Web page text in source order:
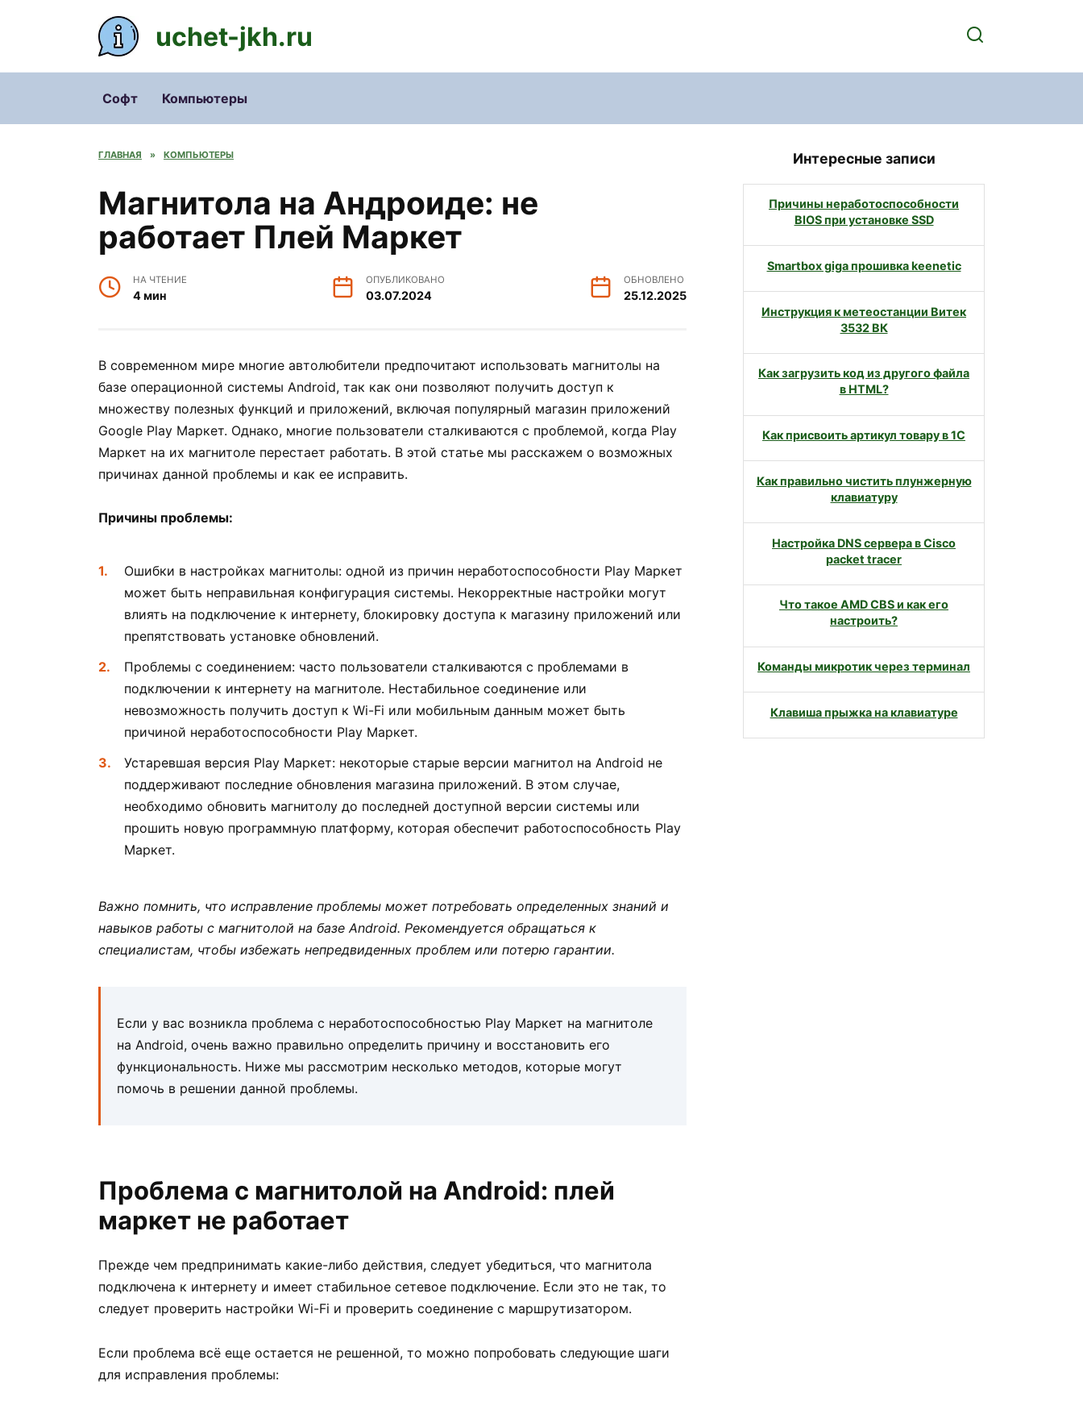
uchet-jkh.ru
Софт Компьютеры
ГЛАВНАЯ » КОМПЬЮТЕРЫ
Магнитола на Андроиде: не
работает Плей Маркет
НА ЧТЕНИЕ
4 мин
ОПУБЛИКОВАНО
03.07.2024
ОБНОВЛЕНО
25.12.2025
В современном мире многие автолюбители предпочитают использовать магнитолы на
базе операционной системы Android, так как они позволяют получить доступ к
множеству полезных функций и приложений, включая популярный магазин приложений
Google Play Маркет. Однако, многие пользователи сталкиваются с проблемой, когда Play
Маркет на их магнитоле перестает работать. В этой статье мы расскажем о возможных
причинах данной проблемы и как ее исправить.
Причины проблемы:
Ошибки в настройках магнитолы: одной из причин неработоспособности Play Маркет
может быть неправильная конфигурация системы. Некорректные настройки могут
влиять на подключение к интернету, блокировку доступа к магазину приложений или
препятствовать установке обновлений.
Проблемы с соединением: часто пользователи сталкиваются с проблемами в
подключении к интернету на магнитоле. Нестабильное соединение или
невозможность получить доступ к Wi-Fi или мобильным данным может быть
причиной неработоспособности Play Маркет.
Устаревшая версия Play Маркет: некоторые старые версии магнитол на Android не
поддерживают последние обновления магазина приложений. В этом случае,
необходимо обновить магнитолу до последней доступной версии системы или
прошить новую программную платформу, которая обеспечит работоспособность Play
Маркет.
Важно помнить, что исправление проблемы может потребовать определенных знаний и
навыков работы с магнитолой на базе Android. Рекомендуется обращаться к
специалистам, чтобы избежать непредвиденных проблем или потерю гарантии.
Если у вас возникла проблема с неработоспособностью Play Маркет на магнитоле
на Android, очень важно правильно определить причину и восстановить его
функциональность. Ниже мы рассмотрим несколько методов, которые могут
помочь в решении данной проблемы.
Проблема с магнитолой на Android: плей
маркет не работает
Прежде чем предпринимать какие-либо действия, следует убедиться, что магнитола
подключена к интернету и имеет стабильное сетевое подключение. Если это не так, то
следует проверить настройки Wi-Fi и проверить соединение с маршрутизатором.
Если проблема всё еще остается не решенной, то можно попробовать следующие шаги
для исправления проблемы:
Интересные записи
Причины неработоспособности
BIOS при установке SSD
Smartbox giga прошивка keenetic
Инструкция к метеостанции Витек
3532 ВК
Как загрузить код из другого файла
в HTML?
Как присвоить артикул товару в 1С
Как правильно чистить плунжерную
клавиатуру
Настройка DNS сервера в Cisco
packet tracer
Что такое AMD CBS и как его
настроить?
Команды микротик через терминал
Клавиша прыжка на клавиатуре